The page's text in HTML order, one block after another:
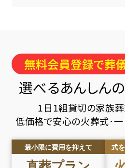
無料会員登録で葬
選べるあんしん
1日1組貸切の家族
低価格で安心の火葬式･
最小限に費用を抑えて 式